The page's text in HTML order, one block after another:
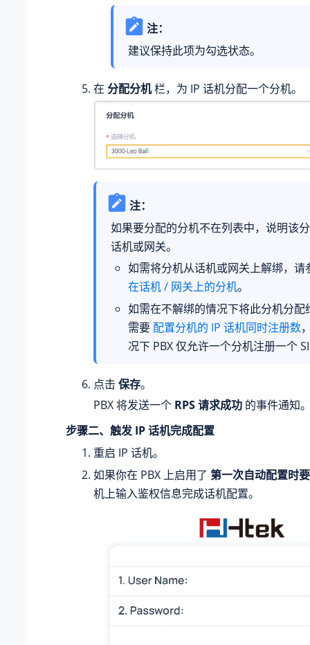
注：
建议保持此项为勾选状态。
在 分配分机栏，为 IP 话机分配一个分机。
注：
如果要分配的分机不在列表中，说明该
话机或网关。
如需将分机从话机或网关上解绑，
在话机 / 网关上的分机。
如需在不解绑的情况下将此分机分配
需要 配置分机的 IP 话机同时注册数
况下 PBX 仅允许一个分机注册一个
点击 保存。
PBX 将发送一个 RPS 请求成功 的事件通知
步骤二、触发 IP 话机完成配置
重启 IP 话机。
如果你在 PBX 上启用了 第一次自动配置时
机上输入鉴权信息完成话机配置。